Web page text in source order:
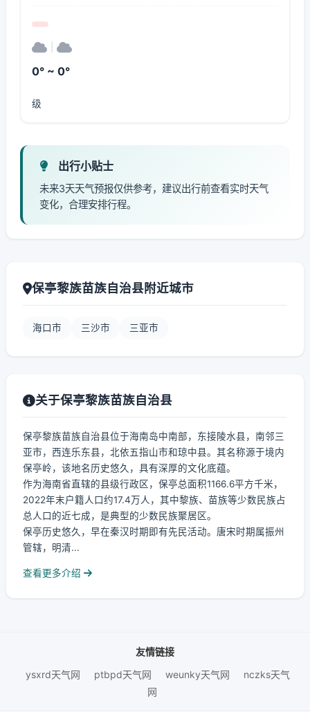
0° ~ 0°
级
出行小贴士
未来3天天气预报仅供参考，建议出行前查看实时天气
变化，合理安排行程。
保亭黎族苗族自治县附近城市
海口市 三沙市 三亚市
关于保亭黎族苗族自治县
保亭黎族苗族自治县位于海南岛中南部，东接陵水县，南邻三
亚市，西连乐东县，北依五指山市和琼中县。其名称源于境内
保亭岭，该地名历史悠久，具有深厚的文化底蕴。
作为海南省直辖的县级行政区，保亭总面积1166.6平方千米，
2022年末户籍人口约17.4万人，其中黎族、苗族等少数民族占
总人口的近七成，是典型的少数民族聚居区。
保亭历史悠久，早在秦汉时期即有先民活动。唐宋时期属振州
管辖，明清...
查看更多介绍
友情链接
ysxrd天气网
ptbpd天气网 weunky天气网
nczks天气
网